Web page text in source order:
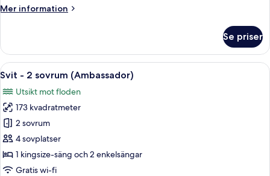
Mer information
Mer
Suite
Se priser
Öppna
alla
foton
för
Svit
-
2
sovrum
Ett rymligt sovrum med en stor
6
Svit - 2 sovrum (Ambassador)
Utsikt mot floden
173 kvadratmeter
2 sovrum
4 sovplatser
1 kingsize-säng och 2 enkelsängar
Gratis wi-fi